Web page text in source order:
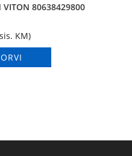
VITON 80638429800
KM)